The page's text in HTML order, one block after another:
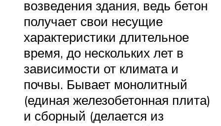
возведения здания, ведь бетон
получает свои несущие
характеристики длительное
время, до нескольких лет в
зависимости от климата и
почвы. Бывает монолитный
(единая железобетонная плита)
и сборный (делается из